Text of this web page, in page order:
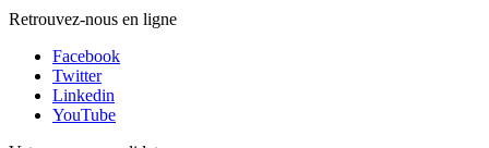
Retrouvez-nous en ligne
Facebook
Twitter
Linkedin
YouTube